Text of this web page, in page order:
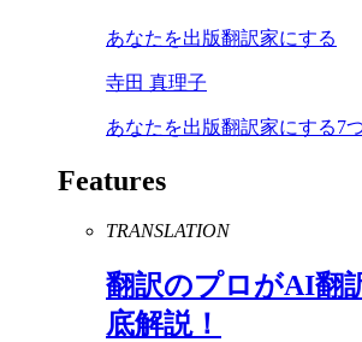
あなたを出版翻訳家にする
寺田 真理子
あなたを出版翻訳家にする7
Features
TRANSLATION
翻訳のプロがAI翻
底解説！